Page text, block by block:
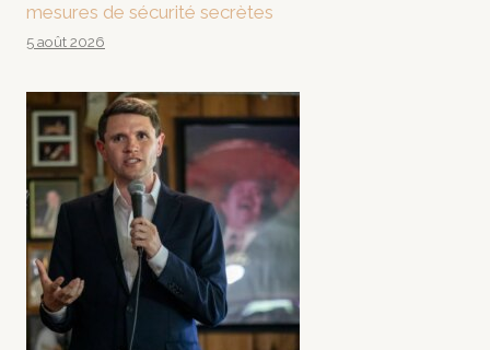
mesures de sécurité secrètes
5 août 2026